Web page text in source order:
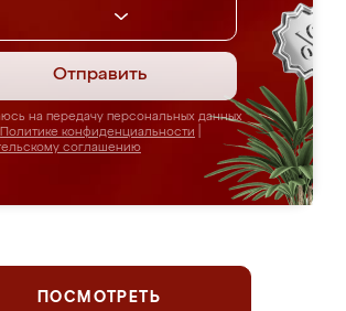
Отправить
на передачу персональных данных
Политике конфиденциальности
соглашению
ПОСМОТРЕТЬ